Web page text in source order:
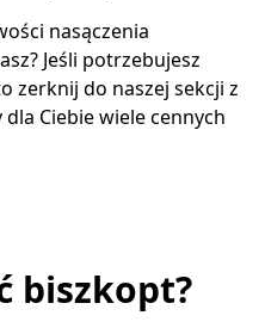
nasączenia
Jeśli potrzebujesz
zerknij do naszej sekcji z
Ciebie wiele cennych
biszkopt?